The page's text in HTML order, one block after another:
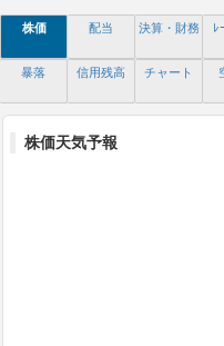
株価 配当 決算・財務 ﾚ
暴落 信用残高 チャート
株価天気予報